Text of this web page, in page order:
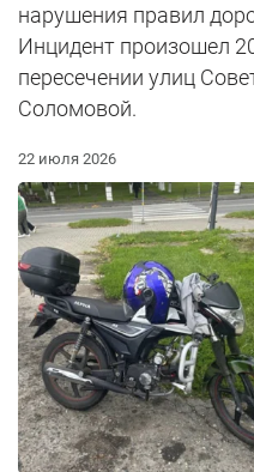
нарушения правил
Инцидент произошел
пересечении улиц
Соломовой.
22 июля 2026